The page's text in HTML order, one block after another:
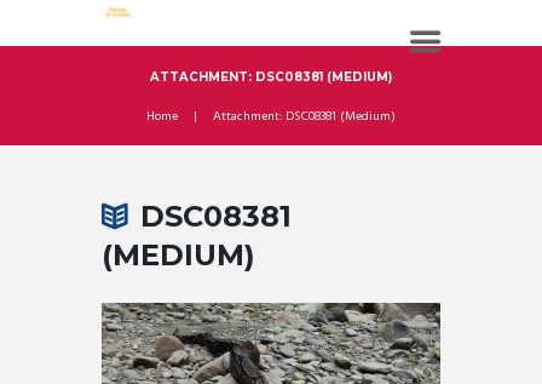
ATTACHMENT: DSC08381 (MEDIUM)
Home Attachment: DSC08381 (Medium)
DSC08381
(MEDIUM)